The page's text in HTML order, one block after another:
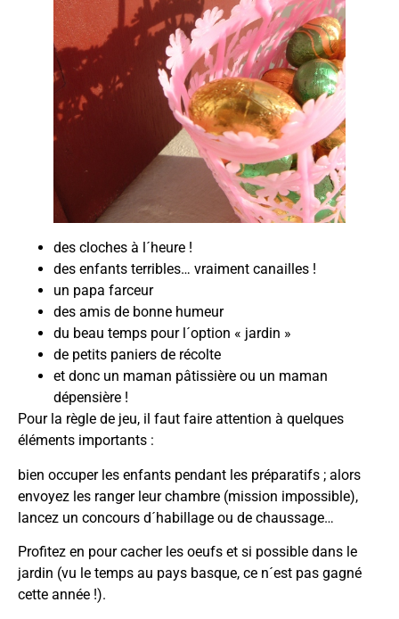
des cloches à l´heure !
des enfants terribles… vraiment canailles !
un papa farceur
des amis de bonne humeur
du beau temps pour l´option « jardin »
de petits paniers de récolte
et donc un maman pâtissière ou un maman
dépensière !
Pour la règle de jeu, il faut faire attention à quelques
éléments importants :
bien occuper les enfants pendant les préparatifs ; alors
envoyez les ranger leur chambre (mission impossible),
lancez un concours d´habillage ou de chaussage…
Profitez en pour cacher les oeufs et si possible dans le
jardin (vu le temps au pays basque, ce n´est pas gagné
cette année !).